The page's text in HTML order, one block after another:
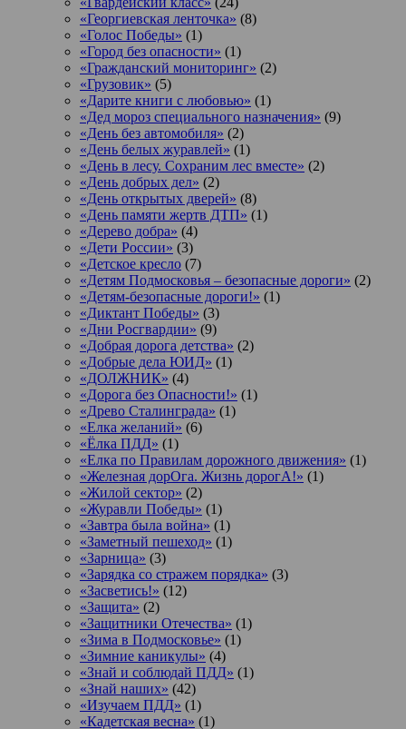
«Георгиевская ленточка» (8)
«Голос Победы» (1)
«Город без опасности» (1)
«Гражданский мониторинг» (2)
«Грузовик» (5)
«Дарите книги с любовью» (1)
«Дед мороз специального назначения» (9)
«День без автомобиля» (2)
«День белых журавлей» (1)
«День в лесу. Сохраним лес вместе» (2)
«День добрых дел» (2)
«День открытых дверей» (8)
«День памяти жертв ДТП» (1)
«Дерево добра» (4)
«Дети России» (3)
«Детское кресло (7)
«Детям Подмосковья – безопасные дороги» (2)
«Детям-безопасные дороги!» (1)
«Диктант Победы» (3)
«Дни Росгвардии» (9)
«Добрая дорога детства» (2)
«Добрые дела ЮИД» (1)
«ДОЛЖНИК» (4)
«Дорога без Опасности!» (1)
«Древо Сталинграда» (1)
«Елка желаний» (6)
«Ёлка ПДД» (1)
«Елка по Правилам дорожного движения» (1)
«Железная дорОга. Жизнь дорогА!» (1)
«Жилой сектор» (2)
«Журавли Победы» (1)
«Завтра была война» (1)
«Заметный пешеход» (1)
«Зарница» (3)
«Зарядка со стражем порядка» (3)
«Засветись!» (12)
«Защита» (2)
«Защитники Отечества» (1)
«Зима в Подмосковье» (1)
«Зимние каникулы» (4)
«Знай и соблюдай ПДД» (1)
«Знай наших» (42)
«Изучаем ПДД» (1)
«Кадетская весна» (1)